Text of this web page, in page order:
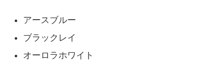
アースブルー
ブラックレイ
オーロラホワイト